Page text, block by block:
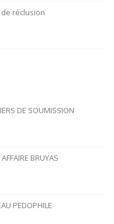
réclusion
DE SOUMISSION
BRUYAS
PEDOPHILE